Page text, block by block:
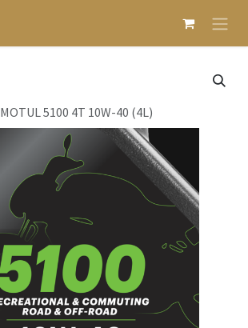
MOTUL 5100 4T 10W-40 (4L)